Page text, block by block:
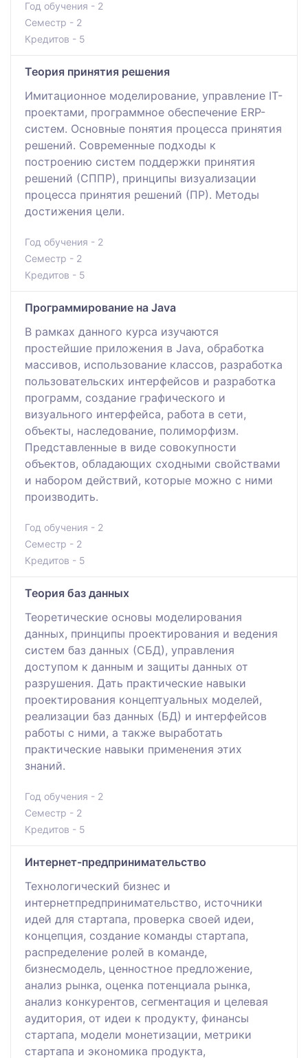
Год обучения - 2
Семестр - 2
Кредитов - 5
Теория принятия решения
Имитационное моделирование, управление IT-
проектами, программное обеспечение ERP-
систем. Основные понятия процесса принятия
решений. Современные подходы к
построению систем поддержки принятия
решений (СППР), принципы визуализации
процесса принятия решений (ПР). Методы
достижения цели.
Год обучения - 2
Семестр - 2
Кредитов - 5
Программирование на Java
В рамках данного курса изучаются
простейшие приложения в Java, обработка
массивов, использование классов, разработка
пользовательских интерфейсов и разработка
программ, создание графического и
визуального интерфейса, работа в сети,
объекты, наследование, полиморфизм.
Представленные в виде совокупности
объектов, обладающих сходными свойствами
и набором действий, которые можно с ними
производить.
Год обучения - 2
Семестр - 2
Кредитов - 5
Теория баз данных
Теоретические основы моделирования
данных, принципы проектирования и ведения
систем баз данных (СБД), управления
доступом к данным и защиты данных от
разрушения. Дать практические навыки
проектирования концептуальных моделей,
реализации баз данных (БД) и интерфейсов
работы с ними, а также выработать
практические навыки применения этих
знаний.
Год обучения - 2
Семестр - 2
Кредитов - 5
Интернет-предпринимательство
Технологический бизнес и
интернетпредпринимательство, источники
идей для стартапа, проверка своей идеи,
концепция, создание команды стартапа,
распределение ролей в команде,
бизнесмодель, ценностное предложение,
анализ рынка, оценка потенциала рынка,
анализ конкурентов, сегментация и целевая
аудитория, от идеи к продукту, финансы
стартапа, модели монетизации, метрики
стартапа и экономика продукта,